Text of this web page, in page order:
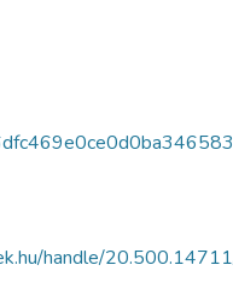
handle/